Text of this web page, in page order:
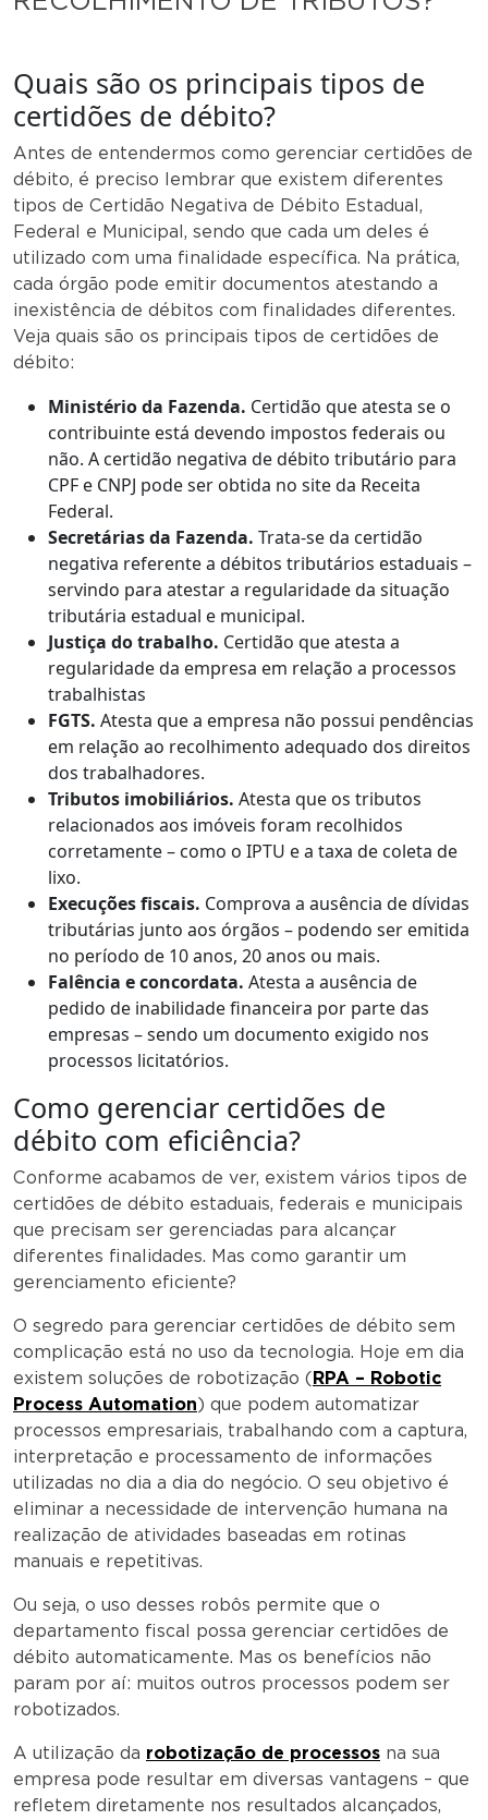
Quais são os principais tipos de
certidões de débito?
Antes de entendermos como gerenciar certidões de
débito, é preciso lembrar que existem diferentes
tipos de Certidão Negativa de Débito Estadual,
Federal e Municipal, sendo que cada um deles é
utilizado com uma finalidade específica. Na prática,
cada órgão pode emitir documentos atestando a
inexistência de débitos com finalidades diferentes.
Veja quais são os principais tipos de certidões de
débito:
Ministério da Fazenda. Certidão que atesta se o
contribuinte está devendo impostos federais ou
não. A certidão negativa de débito tributário para
CPF e CNPJ pode ser obtida no site da Receita
Federal.
Secretárias da Fazenda. Trata-se da certidão
negativa referente a débitos tributários estaduais –
servindo para atestar a regularidade da situação
tributária estadual e municipal.
Justiça do trabalho. Certidão que atesta a
regularidade da empresa em relação a processos
trabalhistas
FGTS. Atesta que a empresa não possui pendências
em relação ao recolhimento adequado dos direitos
dos trabalhadores.
Tributos imobiliários. Atesta que os tributos
relacionados aos imóveis foram recolhidos
corretamente – como o IPTU e a taxa de coleta de
lixo.
Execuções fiscais. Comprova a ausência de dívidas
tributárias junto aos órgãos – podendo ser emitida
no período de 10 anos, 20 anos ou mais.
Falência e concordata. Atesta a ausência de
pedido de inabilidade financeira por parte das
empresas – sendo um documento exigido nos
processos licitatórios.
Como gerenciar certidões de
débito com eficiência?
Conforme acabamos de ver, existem vários tipos de
certidões de débito estaduais, federais e municipais
que precisam ser gerenciadas para alcançar
diferentes finalidades. Mas como garantir um
gerenciamento eficiente?
O segredo para gerenciar certidões de débito sem
complicação está no uso da tecnologia. Hoje em dia
existem soluções de robotização (RPA – Robotic
Process Automation) que podem automatizar
processos empresariais, trabalhando com a captura,
interpretação e processamento de informações
utilizadas no dia a dia do negócio. O seu objetivo é
eliminar a necessidade de intervenção humana na
realização de atividades baseadas em rotinas
manuais e repetitivas.
Ou seja, o uso desses robôs permite que o
departamento fiscal possa gerenciar certidões de
débito automaticamente. Mas os benefícios não
param por aí: muitos outros processos podem ser
robotizados.
A utilização da robotização de processos na sua
empresa pode resultar em diversas vantagens – que
refletem diretamente nos resultados alcançados,